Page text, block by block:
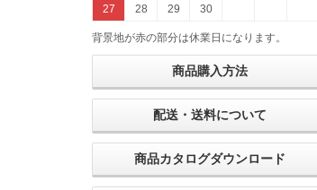
27
28 29 30
背景地が赤の部分は休業日になります。
商品購入方法
配送・送料について
商品カタログダウンロード